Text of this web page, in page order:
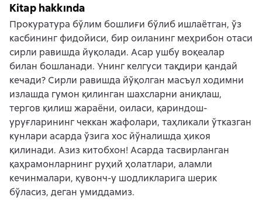
Kitap hakkında
Прокуратура бўлим бошлиғи бўлиб ишлаётган, ўз
касбининг фидойиси, бир оиланинг меҳрибон отаси
сирли равишда йуқолади. Асар ушбу воқеалар
билан бошланади. Унинг келгуси тақдири қандай
кечади? Сирли равишда йўқолган масъул ходимни
излашда гумон қилинган шахсларни аниқлаш,
тергов қилиш жараёни, оиласи, қариндош-
уруғларининг чеккан жафолари, таҳликали ўтказган
кунлари асарда ўзига хос йўналишда ҳикоя
қилинади. Азиз китобхон! Асарда тасвирланган
қаҳрамонларнинг руҳий ҳолатлари, аламли
кечинмалари, қувонч-у шодликларига шерик
бўласиз, деган умиддамиз.